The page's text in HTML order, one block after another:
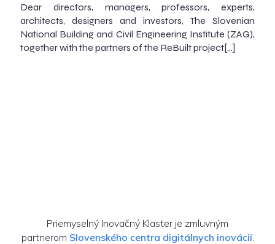
Dear directors, managers, professors, experts,
architects, designers and investors, The Slovenian
National Building and Civil Engineering Institute (ZAG),
together with the partners of the ReBuilt project[…]
Priemyselný Inovačný Klaster je zmluvným
partnerom Slovenského centra digitálnych inovácií.